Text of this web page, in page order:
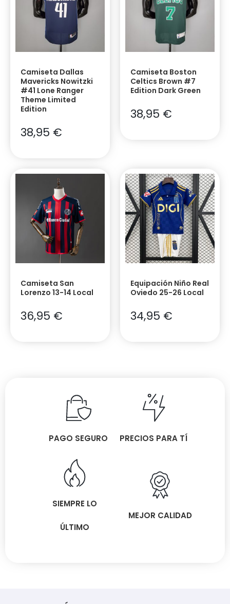
Camiseta Dallas
Mavericks Nowitzki
#41 Lone Ranger
Theme Limited
Edition
38,95 €
Camiseta Boston
Celtics Brown #7
Edition Dark Green
38,95 €
Camiseta San
Lorenzo 13-14 Local
36,95 €
Equipación Niño Real
Oviedo 25-26 Local
34,95 €
PAGO SEGURO PRECIOS PARA TÍ
SIEMPRE LO
ÚLTIMO
MEJOR CALIDAD